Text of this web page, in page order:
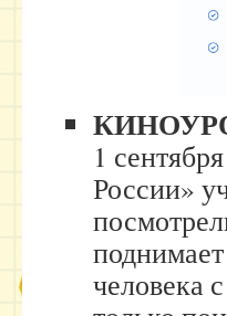
1
России»
человека